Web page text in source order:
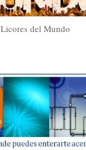
Licores del Mundo